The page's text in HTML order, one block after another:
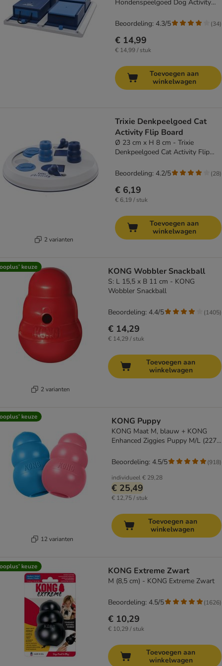
Hondenspeelgoed Dog Activity
€ 14,99
€ 14,99 / stuk
Beoordeling: 4.3/5 (34)
Toevoegen aan
winkelwagen
2 varianten
Trixie Denkpeelgoed Cat
Activity Flip Board
Ø 23 cm x H 8 cm - Trixie
Denkpeelgoed Cat Activity Flip
€ 6,19
€ 6,19 / stuk
Beoordeling: 4.2/5 (28)
Toevoegen aan
winkelwagen
keuze
2 varianten
KONG Wobbler Snackball
S: L 15,5 x B 11 cm - KONG
Wobbler Snackball
€ 14,29
€ 14,29 / stuk
Beoordeling: 4.4/5 (1405)
Toevoegen aan
winkelwagen
keuze
12 varianten
KONG Puppy
KONG Maat M, blauw + KONG
Enhanced Ziggies Puppy M/L (227
individueel€ 29,28
€ 25,49
€ 12,75 / stuk
Beoordeling: 4.5/5 (918)
Toevoegen aan
winkelwagen
keuze KONG Extreme Zwart
M (8,5 cm) - KONG Extreme Zwart
€ 10,29
€ 10,29 / stuk
Beoordeling: 4.5/5 (1626)
Toevoegen aan
winkelwagen